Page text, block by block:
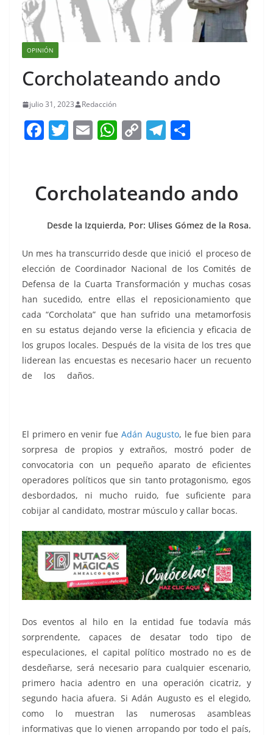
OPINIÓN
Corcholateando ando
julio 31, 2023 Redacción
F
e
b
o
o
k
T
er
E
l
W
s
A
p
p
C
y
Li
n
k
T
gr
a
m
e
Corcholateando ando
Desde la Izquierda, Por: Ulises Gómez de la Rosa.
Un mes ha transcurrido desde que inició el proceso de
elección de Coordinador Nacional de los Comités de
Defensa de la Cuarta Transformación y muchas cosas
han sucedido, entre ellas el reposicionamiento que
cada “Corcholata” que han sufrido una metamorfosis
en su estatus dejando verse la eficiencia y eficacia de
los grupos locales. Después de la visita de los tres que
liderean las encuestas es necesario hacer un recuento
de los daños.
El primero en venir fue Adán Augusto, le fue bien para
sorpresa de propios y extraños, mostró poder de
convocatoria con un pequeño aparato de eficientes
operadores políticos que sin tanto protagonismo, egos
desbordados, ni mucho ruido, fue suficiente para
cobijar al candidato, mostrar músculo y callar bocas.
Dos eventos al hilo en la entidad fue todavía más
sorprendente, capaces de desatar todo tipo de
especulaciones, el capital político mostrado no es de
desdeñarse, será necesario para cualquier escenario,
primero hacia adentro en una operación cicatriz, y
segundo hacia afuera. Si Adán Augusto es el elegido,
como lo muestran las numerosas asambleas
informativas que lo vienen arropando por todo el país,